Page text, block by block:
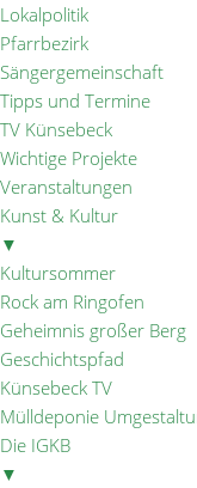
Lokalpolitik
Pfarrbezirk
Sängergemeinschaft
Tipps und Termine
TV Künsebeck
Wichtige Projekte
Veranstaltungen
Kunst & Kultur
▼
Kultursommer
Rock am Ringofen
Geheimnis großer Berg
Geschichtspfad
Künsebeck TV
Mülldeponie
Die IGKB
▼